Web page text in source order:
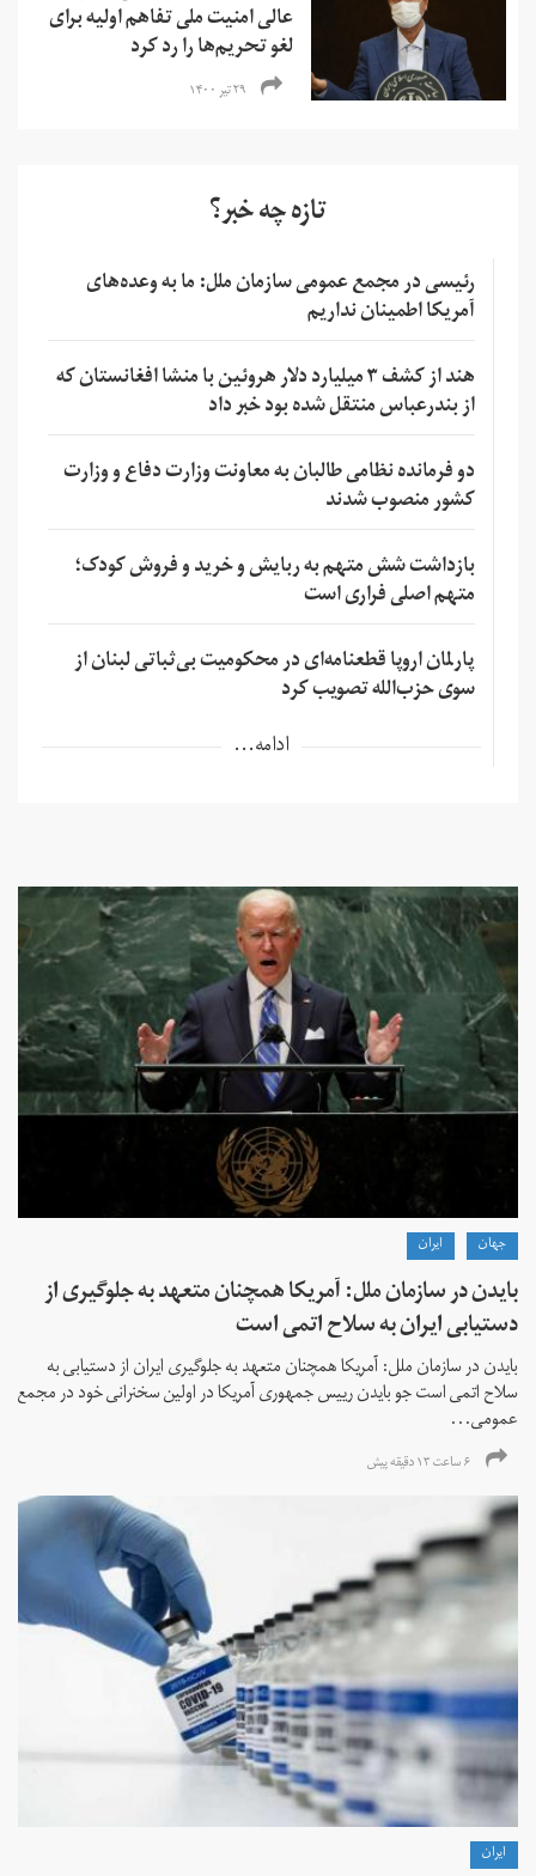
عالی امنیت ملی تفاهم اولیه برای
لغو تحریم‌ها را رد کرد
۲۹ تیر ۱۴۰۰
تازه چه خبر؟
رئیسی در مجمع عمومی سازمان ملل: ما به وعده‌های
آمریکا اطمینان نداریم
هند از کشف ۳ میلیارد دلار هروئین با منشا افغانستان که
از بندرعباس منتقل شده بود خبر داد
دو فرمانده نظامی طالبان به معاونت وزارت دفاع و وزارت
کشور منصوب شدند
بازداشت شش متهم به ربایش و خرید و فروش کودک؛
متهم اصلی فراری است
پارلمان اروپا قطعنامه‌ای در محکومیت بی‌ثباتی لبنان از
سوی حزب‌الله تصویب کرد
ادامه...
جهان ايران
بایدن در سازمان ملل: آمریکا همچنان متعهد به جلوگیری از
دستیابی ایران به سلاح اتمی است
بایدن در سازمان ملل: آمریکا همچنان متعهد به جلوگیری ایران از دستیابی به
سلاح اتمی است جو بایدن رییس جمهوری آمریکا در اولین سخنرانی خود در مجمع
عمومی...
۶ ساعت ۱۳ دقیقه پیش
ايران